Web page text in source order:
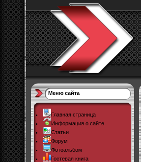
Меню сайта
Главная страница
Информация о сайте
Статьи
Форум
Фотоальбом
Гостевая книга